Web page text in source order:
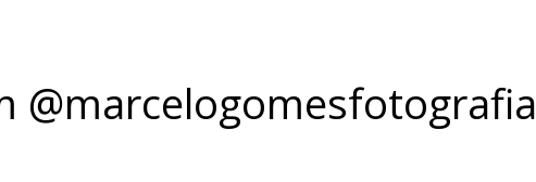
@marcelogomesfotografia